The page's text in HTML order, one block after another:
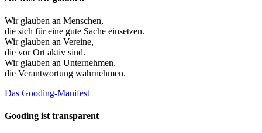
Wir glauben an Menschen,
die sich für eine gute Sache einsetzen.
Wir glauben an Vereine,
die vor Ort aktiv sind.
Wir glauben an Unternehmen,
die Verantwortung wahrnehmen.
Das Gooding-Manifest
Gooding ist transparent